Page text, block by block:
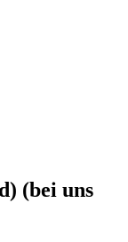
(bei uns